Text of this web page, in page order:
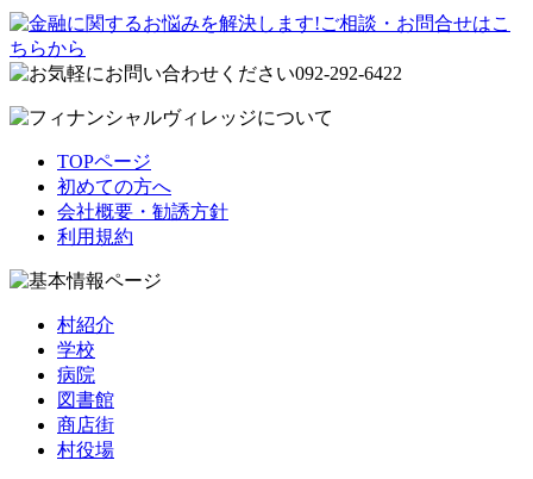
TOPページ
初めての方へ
会社概要・勧誘方針
利用規約
村紹介
学校
病院
図書館
商店街
村役場